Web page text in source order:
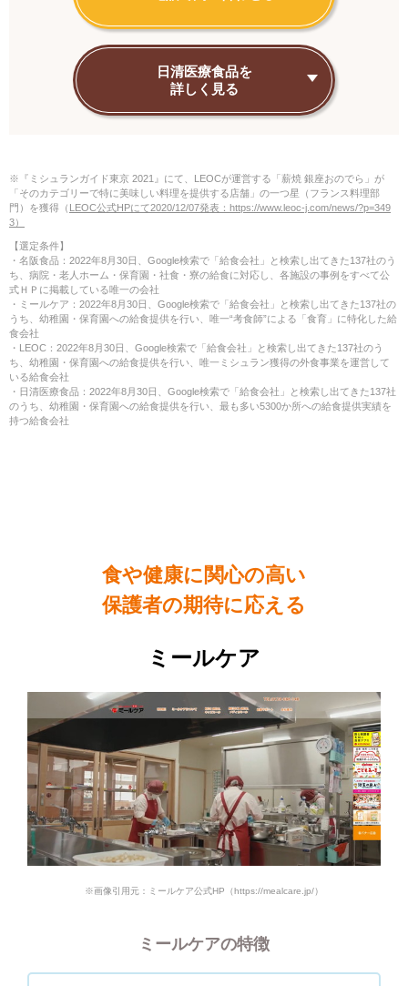
日清医療食品を
詳しく見る
※『ミシュランガイド東京 2021』にて、LEOCが運営する「薪焼 銀座おのでら」が
「そのカテゴリーで特に美味しい料理を提供する店舗」の一つ星（フランス料理部
門）を獲得（
LEOC公式HPにて2020/12/07発表：https://www.leoc-j.com/news/?p=349
3）
【選定条件】
・名阪食品：2022年8月30日、Google検索で「給食会社」と検索し出てきた137社のう
ち、病院・老人ホーム・保育園・社食・寮の給食に対応し、各施設の事例をすべて公
式ＨＰに掲載している唯一の会社
・ミールケア：2022年8月30日、Google検索で「給食会社」と検索し出てきた137社の
うち、幼稚園・保育園への給食提供を行い、唯一“考食師”による「食育」に特化した給
食会社
・LEOC：2022年8月30日、Google検索で「給食会社」と検索し出てきた137社のう
ち、幼稚園・保育園への給食提供を行い、唯一ミシュラン獲得の外食事業を運営して
いる給食会社
・日清医療食品：2022年8月30日、Google検索で「給食会社」と検索し出てきた137社
のうち、幼稚園・保育園への給食提供を行い、最も多い5300か所への給食提供実績を
持つ給食会社
食や健康に関心の高い
保護者の期待に応える
ミールケア
※画像引用元：ミールケア公式HP（https://mealcare.jp/）
ミールケアの特徴